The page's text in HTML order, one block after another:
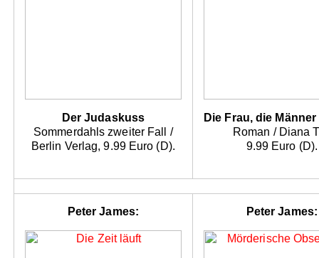
Der Judaskuss
Sommerdahls zweiter Fall /
Berlin Verlag, 9.99 Euro (D).
Die Frau, die
Roman / Diana
9.99 Euro (D).
Peter James: Peter James: